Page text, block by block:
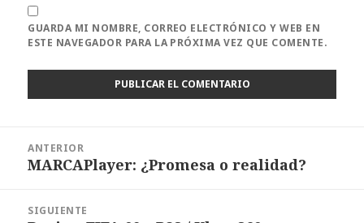
GUARDA MI NOMBRE, CORREO ELECTRÓNICO Y WEB EN
ESTE NAVEGADOR PARA LA PRÓXIMA VEZ QUE COMENTE.
entradas
ANTERIOR
Entrada
MARCAPlayer: ¿Promesa o realidad?
SIGUIENTE